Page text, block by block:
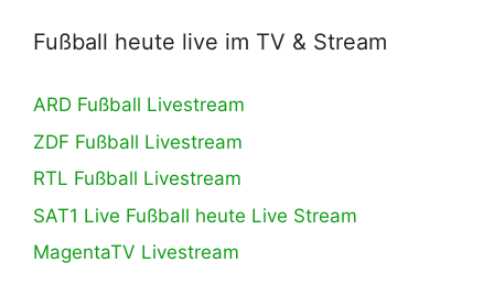
Fußball heute live im TV & Stream
ARD Fußball Livestream
ZDF Fußball Livestream
RTL Fußball Livestream
SAT1 Live Fußball heute Live Stream
MagentaTV Livestream